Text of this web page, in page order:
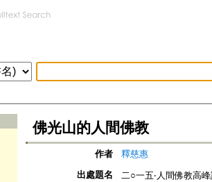
佛光山的人間佛教
作者
釋慈惠
出處題名
二○一五‧人間佛教高